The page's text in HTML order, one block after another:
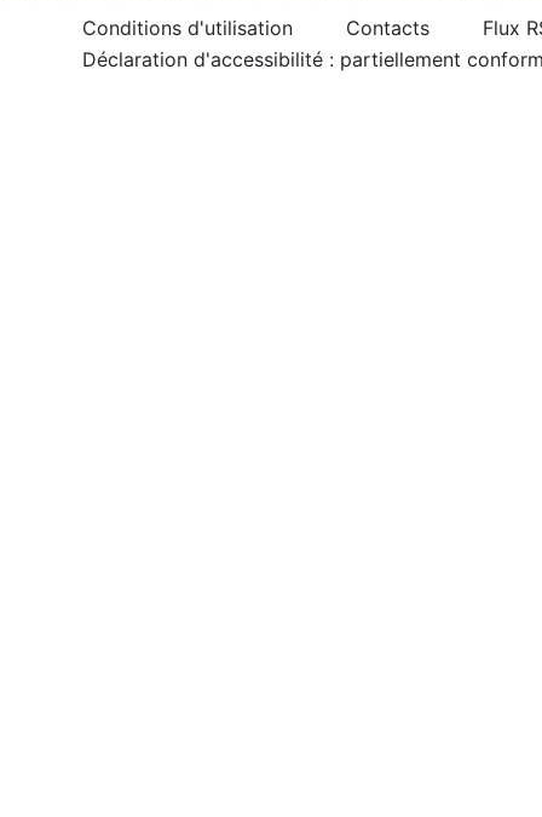
Conditions d'utilisation Contacts
Flux
Déclaration d'accessibilité : partiellement